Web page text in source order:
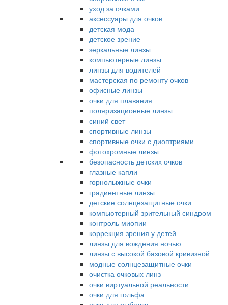
уход за очками
аксессуары для очков
детская мода
детское зрение
зеркальные линзы
компьютерные линзы
линзы для водителей
мастерская по ремонту очков
офисные линзы
очки для плавания
поляризационные линзы
синий свет
спортивные линзы
спортивные очки с диоптриями
фотохромные линзы
безопасность детских очков
глазные капли
горнолыжные очки
градиентные линзы
детские солнцезащитные очки
компьютерный зрительный синдром
контроль миопии
коррекция зрения у детей
линзы для вождения ночью
линзы с высокой базовой кривизной
модные солнцезащитные очки
очистка очковых линз
очки виртуальной реальности
очки для гольфа